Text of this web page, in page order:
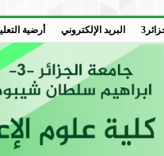
البريد الإلكتروني أرضية